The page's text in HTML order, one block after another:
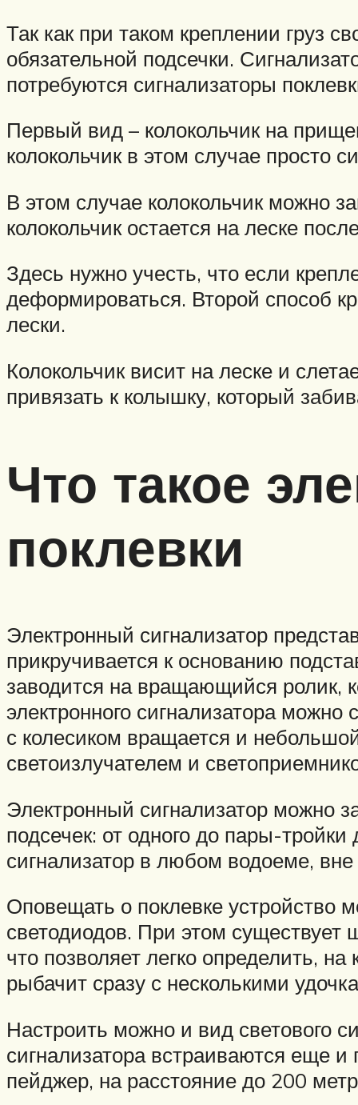
Так как при таком креплении груз
обязательной подсечки.
потребуются сигнализаторы
Первый вид – колокольчик на
колокольчик в этом случае просто
В этом случае колокольчик можно
колокольчик остается на леске
Здесь нужно учесть, что если
деформироваться. Второй способ
лески.
Колокольчик висит на леске и
привязать к колышку, который
Что такое
поклевки
Электронный сигнализатор
прикручивается к основанию
заводится на вращающийся ролик,
электронного сигнализатора
с колесиком вращается и
светоизлучателем и
Электронный сигнализатор можно
подсечек: от одного до пары-
сигнализатор в любом водоеме,
Оповещать о поклевке устройство
светодиодов. При этом существует
что позволяет легко определить,
рыбачит сразу с несколькими
Настроить можно и вид светового
сигнализатора встраиваются еще
пейджер, на расстояние до 200